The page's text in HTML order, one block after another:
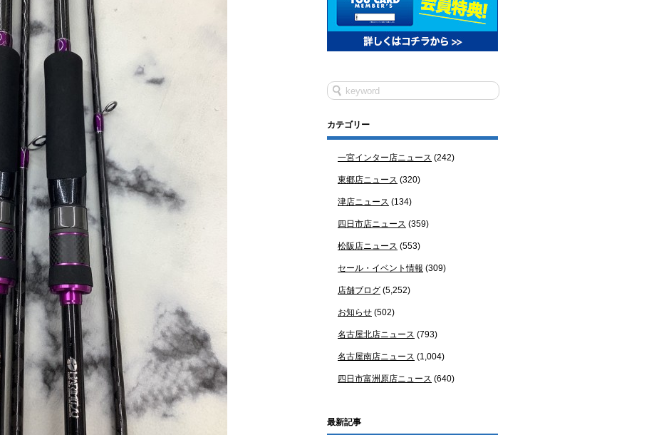
カテゴリー
一宮インター店ニュース (242)
東郷店ニュース (320)
津店ニュース (134)
四日市店ニュース (359)
松阪店ニュース (553)
セール・イベント情報 (309)
店舗ブログ (5,252)
お知らせ (502)
名古屋北店ニュース (793)
名古屋南店ニュース (1,004)
四日市富洲原店ニュース (640)
最新記事